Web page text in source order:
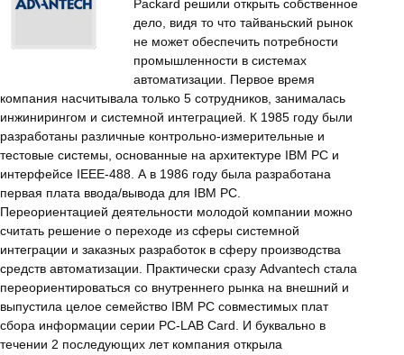
Packard решили открыть собственное
дело, видя то что тайваньский рынок
не может обеспечить потребности
промышленности в системах
автоматизации. Первое время
компания насчитывала только 5 сотрудников, занималась
инжинирингом и системной интеграцией. К 1985 году были
разработаны различные контрольно-измерительные и
тестовые системы, основанные на архитектуре IBM PC и
интерфейсе IEEE-488. А в 1986 году была разработана
первая плата ввода/вывода для IBM PC.
Переориентацией деятельности молодой компании можно
считать решение о переходе из сферы системной
интеграции и заказных разработок в сферу производства
средств автоматизации. Практически сразу Advantech стала
переориентироваться со внутреннего рынка на внешний и
выпустила целое семейство IBM PC совместимых плат
сбора информации серии PC-LAB Card. И буквально в
течении 2 последующих лет компания открыла